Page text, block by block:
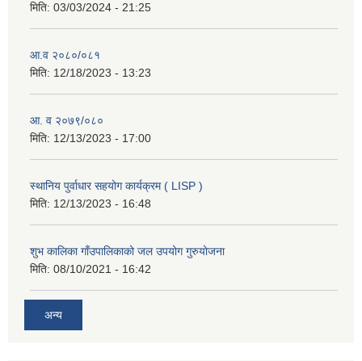
मिति: 03/03/2024 - 21:25
आ.व २०८०/०८१
मिति: 12/18/2023 - 13:23
आ. व २०७९/०८०
मिति: 12/13/2023 - 17:00
स्थानिय पुर्वाधार सहयोग कार्यक्रम ( LISP )
मिति: 12/13/2023 - 16:48
शुभ कालिका गाँउपालिकाको जल उपयोग गुरुयोजना
मिति: 08/10/2021 - 16:42
अन्य